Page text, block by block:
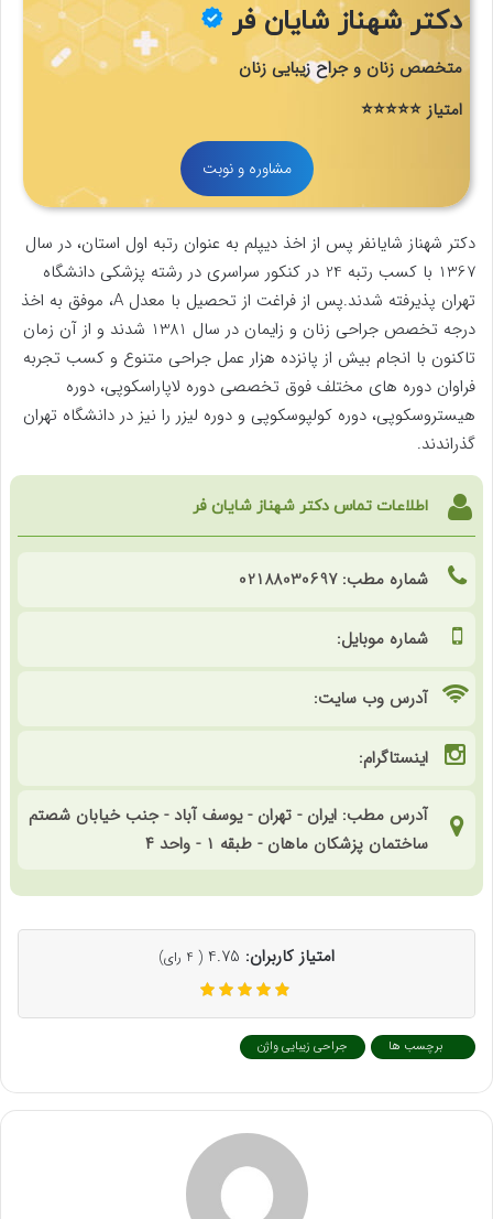
دکتر شهناز شایان فر
متخصص زنان و جراح زیبایی زنان
امتیاز ⭐⭐⭐⭐⭐
مشاوره و نوبت
دکتر شهناز شایانفر پس از اخذ دیپلم به عنوان رتبه اول استان، در سال
1367 با کسب رتبه 24 در کنکور سراسری در رشته پزشکی دانشگاه
تهران پذیرفته شدند.پس از فراغت از تحصیل با معدل A، موفق به اخذ
درجه تخصص جراحی زنان و زایمان در سال 1381 شدند و از آن زمان
تاکنون با انجام بیش از پانزده هزار عمل جراحی متنوع و کسب تجربه
فراوان دوره های مختلف فوق تخصصی دوره لاپاراسکوپی، دوره
هیستروسکوپی، دوره کولپوسکوپی و دوره لیزر را نیز در دانشگاه تهران
گذراندند.
اطلاعات تماس دکتر شهناز شایان فر
شماره مطب: 02188030697
شماره موبایل:
آدرس وب سایت:
اینستاگرام:
آدرس مطب: ایران - تهران - یوسف آباد - جنب خیابان شصتم
ساختمان پزشکان ماهان - طبقه ۱ - واحد ۴
امتیاز کاربران: 4.75
(
4 رای)
برچسب ها جراحی زیبایی واژن